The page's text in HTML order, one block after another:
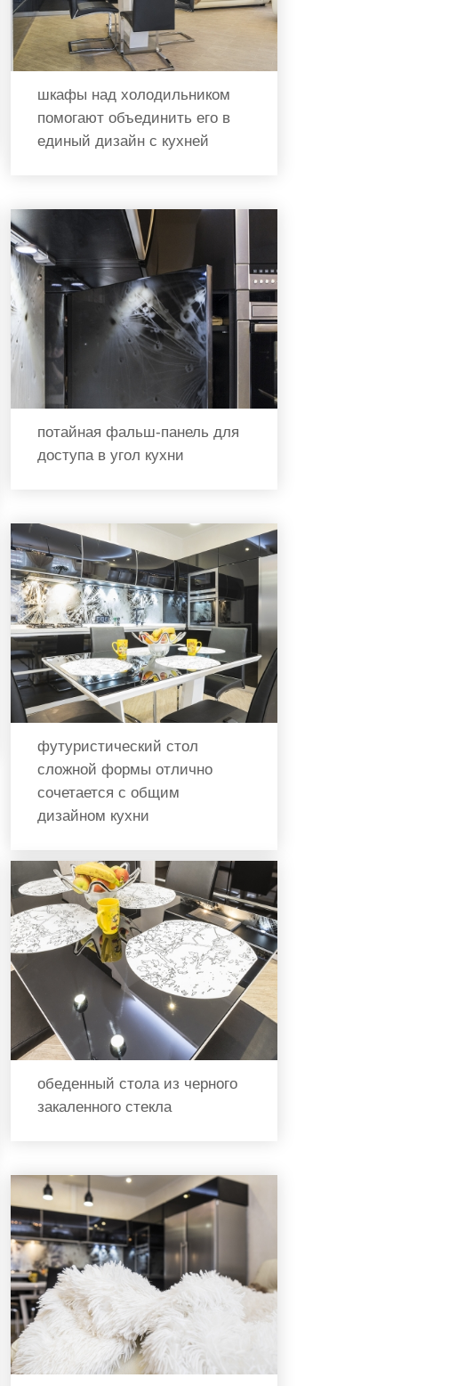
шкафы над холодильником
помогают объединить его в
единый дизайн с кухней
потайная фальш-панель для
доступа в угол кухни
футуристический стол
сложной формы отлично
сочетается с общим
дизайном кухни
обеденный стола из черного
закаленного стекла